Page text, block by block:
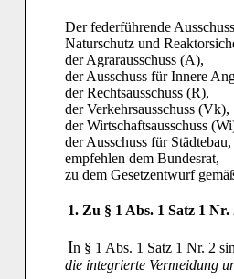
Der federführende
Naturschutz und
der Agrarausschuss (A),
der Ausschuss für Innere
der Rechtsausschuss (R),
der Verkehrsausschuss (Vk),
der Wirtschaftsausschuss
der Ausschuss für
empfehlen dem Bundesrat,
zu dem Gesetzentwurf
1. Zu § 1 Abs. 1 Satz 1 Nr.
In § 1 Abs. 1 Satz 1 Nr. 2
die integrierte Vermeidung